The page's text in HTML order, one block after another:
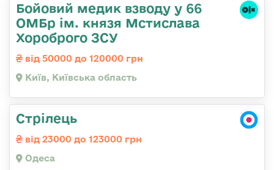
Бойовий медик взводу у 66
ОМБр ім. князя Мстислава
Хороброго ЗСУ
від 50000 до 120000 грн
Київ, Київська область
Стрілець
від 23000 до 123000 грн
Одеса